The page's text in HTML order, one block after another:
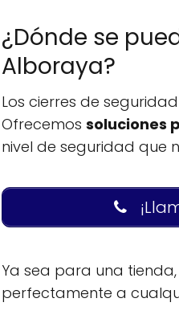
¿Dónde se
Alboraya?
Los cierres de
Ofrecemos soluciones
nivel de seguridad que
Ya sea para una
perfectamente a